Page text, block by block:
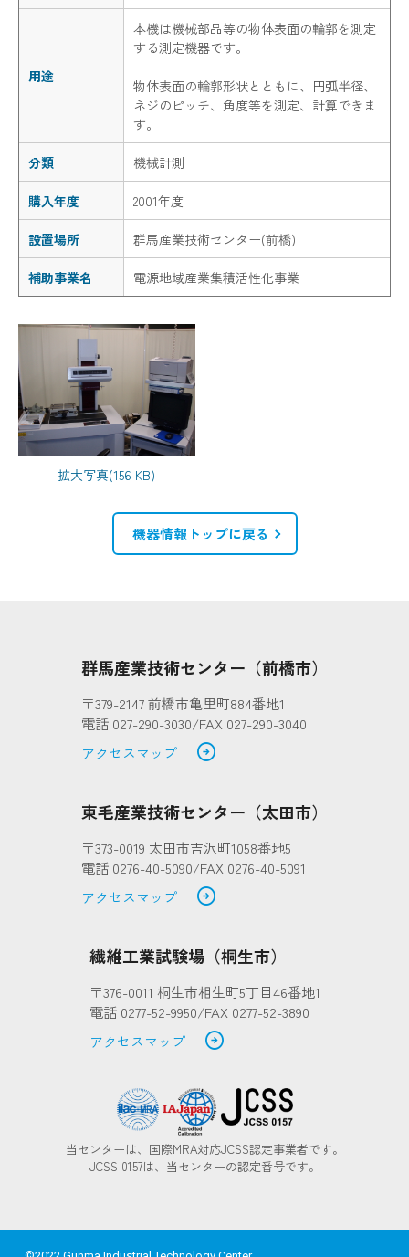
用途
本機は機械部品等の物体表面の輪郭を測定
する測定機器です。
物体表面の輪郭形状とともに、円弧半径、
ネジのピッチ、角度等を測定、計算できま
す。
分類 機械計測
購入年度 2001年度
設置場所 群馬産業技術センター(前橋)
補助事業名 電源地域産業集積活性化事業
拡大写真(156 KB)
機器情報トップに戻る
群馬産業技術センター（前橋市）
〒379-2147 前橋市亀里町884番地1
電話 027-290-3030/FAX 027-290-3040
アクセスマップ
arrow_circle_right
東毛産業技術センター（太田市）
〒373-0019 太田市吉沢町1058番地5
電話 0276-40-5090/FAX 0276-40-5091
アクセスマップ
arrow_circle_right
繊維工業試験場（桐生市）
〒376-0011 桐生市相生町5丁目46番地1
電話 0277-52-9950/FAX 0277-52-3890
アクセスマップ
arrow_circle_right
当センターは、国際MRA対応JCSS認定事業者です。
JCSS 0157は、当センターの認定番号です。